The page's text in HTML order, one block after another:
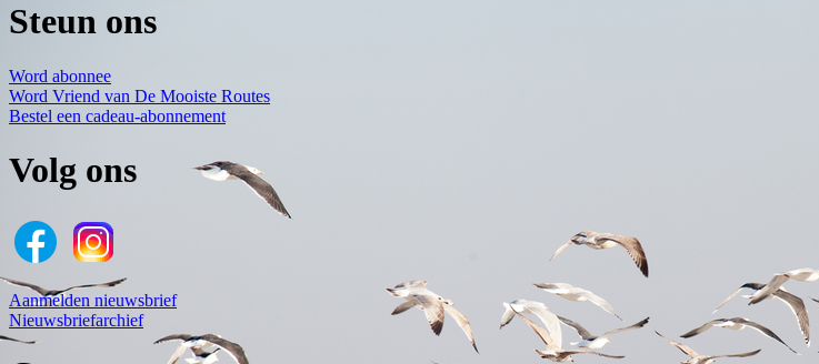
Steun ons
Word abonnee
Word Vriend van De Mooiste Routes
Bestel een cadeau-abonnement
Volg ons
Aanmelden nieuwsbrief
Nieuwsbriefarchief